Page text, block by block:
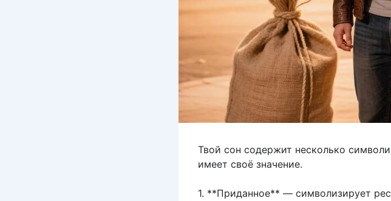
Твой сон содержит несколько
имеет своё значение.
1. **Приданное** — символизирует